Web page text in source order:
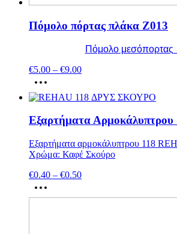
Πόμολο πόρτας πλάκα Ζ013
Πόμολο
€5.00 – €9.00
Εξαρτήματα Αρμοκάλυπτρου
Εξαρτήματα αρμοκάλυπτρου 118
Χρώμα: Καφέ Σκούρο
€0.40 – €0.50